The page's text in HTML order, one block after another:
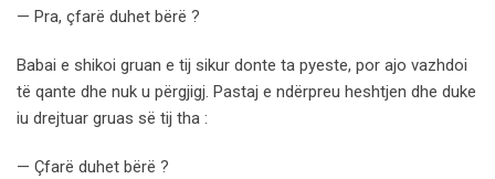
— Pra, çfarë duhet bërë ?
Babai e shikoi gruan e tij sikur donte ta pyeste, por ajo vazhdoi
të qante dhe nuk u përgjigj. Pastaj e ndërpreu heshtjen dhe duke
iu drejtuar gruas së tij tha :
— Çfarë duhet bërë ?